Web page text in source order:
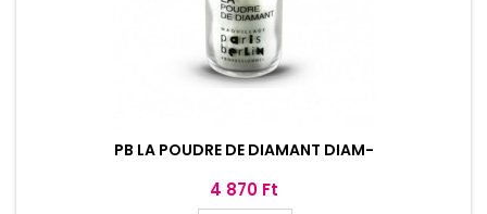
PB LA POUDRE DE DIAMANT DIAM-
Ár
4 870 Ft